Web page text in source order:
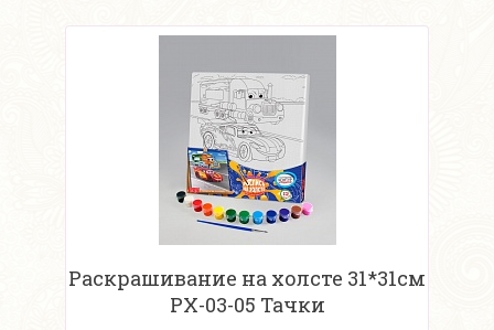
Раскрашивание на холсте 31*31см
PX-03-05 Тачки